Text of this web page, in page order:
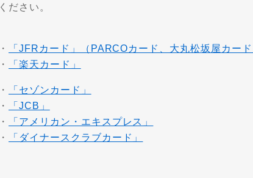
ください。
・
「JFRカード」（PARCOカード、大丸松坂屋カー
・
「楽天カード」
・
「セゾンカード」
・
「JCB」
・
「アメリカン・エキスプレス」
・
「ダイナースクラブカード」